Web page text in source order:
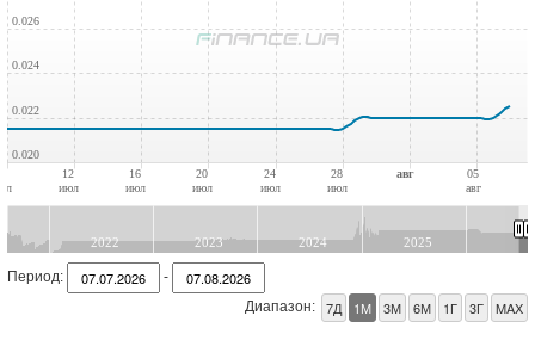
12
июл
16
июл
20
июл
24
июл
28
июл
авг
05
авг
0.020
0.022
0.024
0.026
2022 2023 2024 2025
Период:
-
Диапазон: